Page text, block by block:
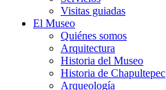
Visitas guiadas
El Museo
Quiénes somos
Arquitectura
Historia del Museo
Historia de Chapultepec
Arqueología